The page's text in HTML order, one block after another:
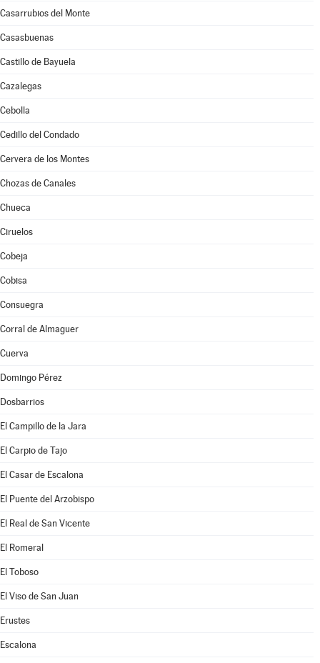
Casarrubios del Monte
Casasbuenas
Castillo de Bayuela
Cazalegas
Cebolla
Cedillo del Condado
Cervera de los Montes
Chozas de Canales
Chueca
Ciruelos
Cobeja
Cobisa
Consuegra
Corral de Almaguer
Cuerva
Domingo Pérez
Dosbarrios
El Campillo de la Jara
El Carpio de Tajo
El Casar de Escalona
El Puente del Arzobispo
El Real de San Vicente
El Romeral
El Toboso
El Viso de San Juan
Erustes
Escalona